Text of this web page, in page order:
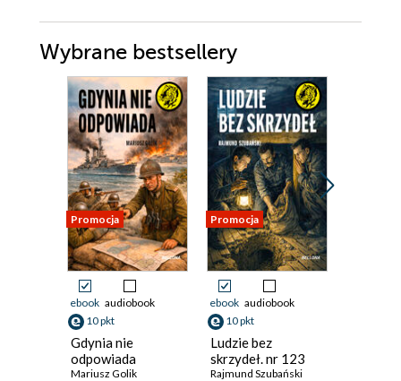
Wybrane bestsellery
Promocja
ebook audiobook
10 pkt
Gdynia nie
odpowiada
Mariusz Golik
Promocja
ebook audiobook
10 pkt
Ludzie bez
skrzydeł. nr 123
Rajmund Szubański